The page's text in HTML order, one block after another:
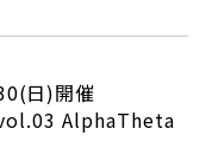
日)開催
AlphaTheta